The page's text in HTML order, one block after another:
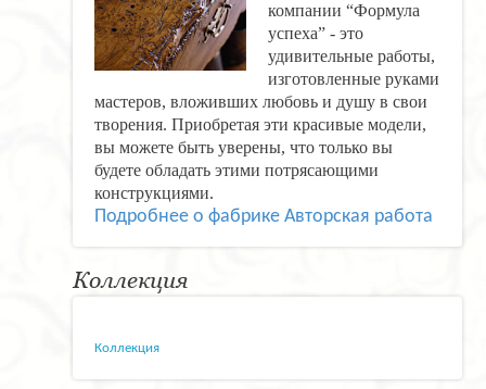
компании “Формула
успеха” - это
удивительные работы,
изготовленные руками
мастеров, вложивших любовь и душу в свои
творения. Приобретая эти красивые модели,
вы можете быть уверены, что только вы
будете обладать этими потрясающими
конструкциями.
Подробнее о фабрике Авторская работа
Коллекция
Коллекция